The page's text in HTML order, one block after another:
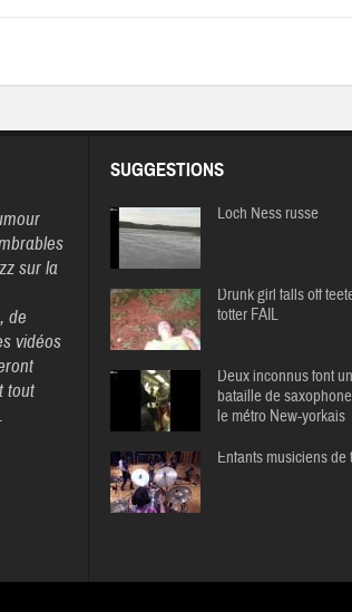
sur la
de
vidéos
tout
SUGGESTIONS
Loch Ness russe
Drunk girl falls off
totter FAIL
Deux inconnus font
bataille de
le métro New-yorkais
Enfants musiciens de